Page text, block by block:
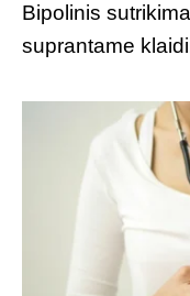
Bipolinis
suprantame